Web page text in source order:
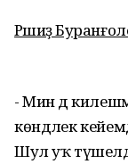
Рәшиҙә
- Мин дә
көндәлек
Шул уҡ